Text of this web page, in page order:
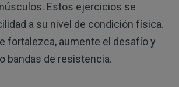
Estos ejercicios se
a su nivel de condición física.
fortalezca, aumente el desafío y
bandas de resistencia.